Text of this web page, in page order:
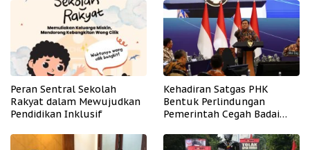
Peran Sentral Sekolah
Rakyat dalam Mewujudkan
Pendidikan Inklusif
Kehadiran Satgas PHK
Bentuk Perlindungan
Pemerintah Cegah Badai